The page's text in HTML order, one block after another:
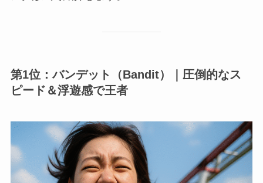
第1位：バンデット（Bandit）｜圧倒的なス
ピード＆浮遊感で王者